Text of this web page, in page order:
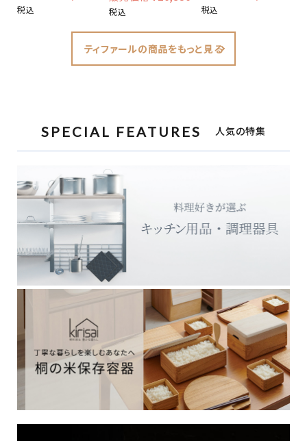
税込 税込 税込
ティファールの商品をもっと見る
SPECIAL FEATURES 人気の特集